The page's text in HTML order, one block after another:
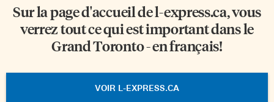
Sur la page d'accueil del-express.ca, vous
verrez tout ce qui est important dans le
Grand Toronto - en français!
VOIR L-EXPRESS.CA